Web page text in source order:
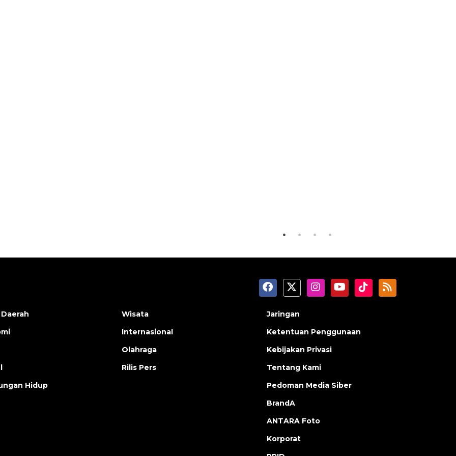
Hidup
Wisata
Internasional
Olahraga
Rilis Pers
Jaringan
Ketentuan Penggunaan
Kebijakan Privasi
Tentang Kami
Pedoman Media Siber
BrandA
ANTARA Foto
Korporat